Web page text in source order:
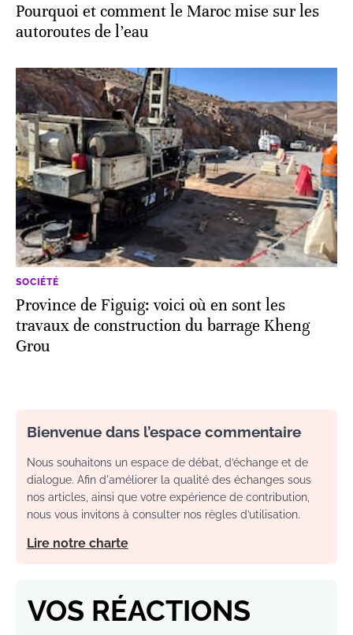
Pourquoi et comment le Maroc mise sur les
autoroutes de l’eau
SOCIÉTÉ
Province de Figuig: voici où en sont les
travaux de construction du barrage Kheng
Grou
Bienvenue dans l’espace commentaire
Nous souhaitons un espace de débat, d’échange et de
dialogue. Afin d'améliorer la qualité des échanges sous
nos articles, ainsi que votre expérience de contribution,
nous vous invitons à consulter nos règles d’utilisation.
Lire notre charte
VOS RÉACTIONS